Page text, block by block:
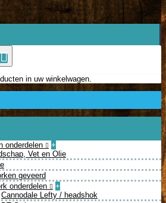
in uw winkelwagen.
onderdelen
+
Vet en Olie
geveerd
onderdelen
+
Cannodale Lefty / headshok